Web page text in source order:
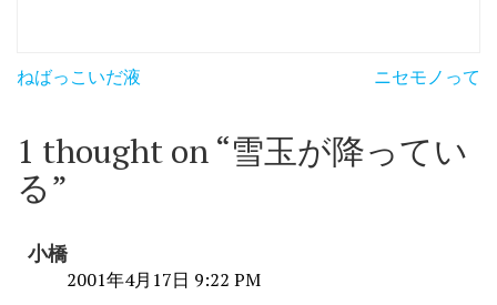
投
ナ
ビ
ゲ
ー
ねばっこいだ液 ニセモノって
1 thought on “雪玉が降ってい
る”
小橋
2001年4月17日 9:22 PM